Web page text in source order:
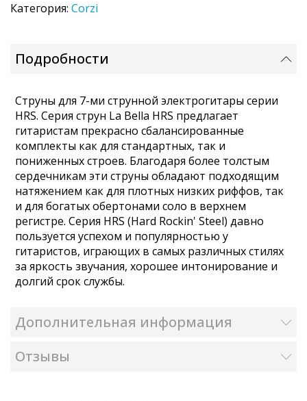
Категория: Corzi
Подробности
Струны для 7-ми струнной электрогитары серии
HRS. Серия струн La Bella HRS предлагает
гитаристам прекрасно сбалансированные
комплекты как для стандартных, так и
пониженных строев. Благодаря более толстым
сердечникам эти струны обладают подходящим
натяжением как для плотных низких риффов, так
и для богатых обертонами соло в верхнем
регистре. Серия HRS (Hard Rockin' Steel) давно
пользуется успехом и популярностью у
гитаристов, играющих в самых различных стилях
за яркость звучания, хорошее интонирование и
долгий срок службы.
Дополнительная информация
Отзывы